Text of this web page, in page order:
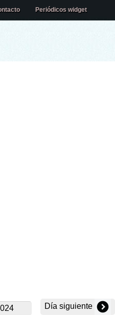
Periódicos widget
Día siguiente